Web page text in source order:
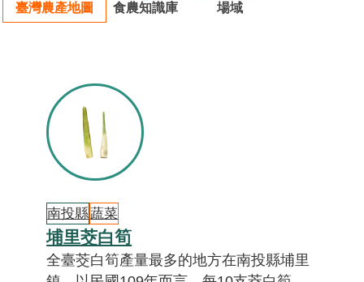
臺灣農產地圖 食農知識庫 場域
南投縣蔬菜
埔里茭白筍
全臺茭白筍產量最多的地方在南投縣埔里